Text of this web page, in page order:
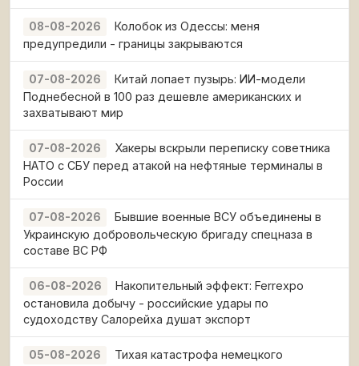
08-08-2026
Колобок из Одессы: меня
предупредили - границы закрываются
07-08-2026
Китай лопает пузырь: ИИ-модели
Поднебесной в 100 раз дешевле американских и
захватывают мир
07-08-2026
Хакеры вскрыли переписку советника
НАТО с СБУ перед атакой на нефтяные терминалы в
России
07-08-2026
Бывшие военные ВСУ объединены в
Украинскую добровольческую бригаду спецназа в
составе ВС РФ
06-08-2026
Накопительный эффект: Ferrexpo
остановила добычу - российские удары по
судоходству Салорейха душат экспорт
05-08-2026
Тихая катастрофа немецкого